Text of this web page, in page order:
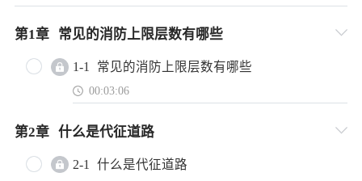
第1章 常见的消防上限层数有哪些
1-1 常见的消防上限层数有哪些
00:03:06
第2章 什么是代征道路
2-1 什么是代征道路